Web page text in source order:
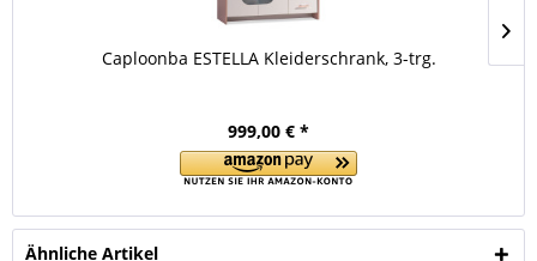
Caploonba ESTELLA Kleiderschrank, 3-trg.
999,00 € *
Ähnliche Artikel